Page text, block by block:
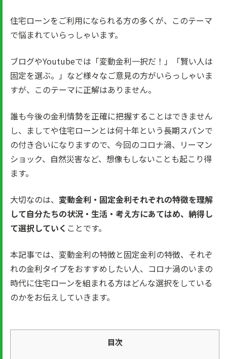
住宅ローンをご利用になられる方の多くが、このテーマ
で悩まれていらっしゃいます。
ブログやYoutubeでは「変動金利一択だ！」「賢い人は
固定を選ぶ。」など様々なご意見の方がいらっしゃいま
すが、このテーマに正解はありません。
誰も今後の金利情勢を正確に把握することはできません
し、ましてや住宅ローンとは何十年という長期スパンで
の付き合いになりますので、今回のコロナ渦、リーマン
ショック、自然災害など、想像もしないことも起こり得
ます。
大切なのは、 変動金利・固定金利それぞれの特徴を理解
して自分たちの状況・生活・考え方にあてはめ、納得し
て選択していく ことです。
本記事では、変動金利の特徴と固定金利の特徴、それぞ
れの金利タイプをおすすめしたい人、コロナ渦のいまの
時代に住宅ローンを組まれる方はどんな選択をしている
のかをお伝えしていきます。
目次